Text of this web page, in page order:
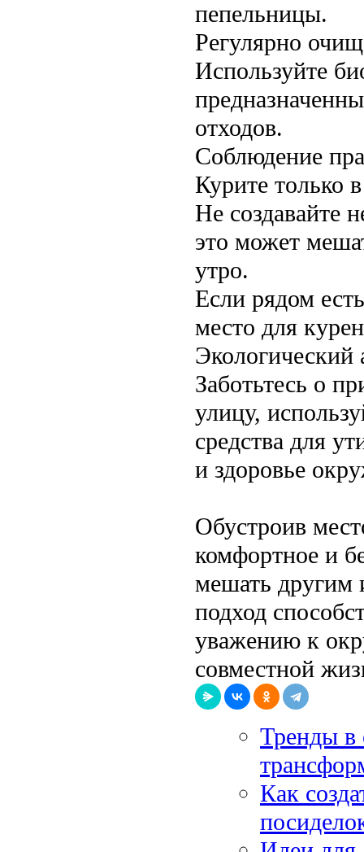
пепельницы.
Регулярно
Используйте
отходов.
Соблюдение
Курите только
Не создавайте
это может
утро.
Если рядом
место для
Экологический
Заботьтесь о
улицу,
средства для
и здоровье
Обустроив
комфортное и
мешать другим
подход
уважению к
совместной
Тренды в
Как